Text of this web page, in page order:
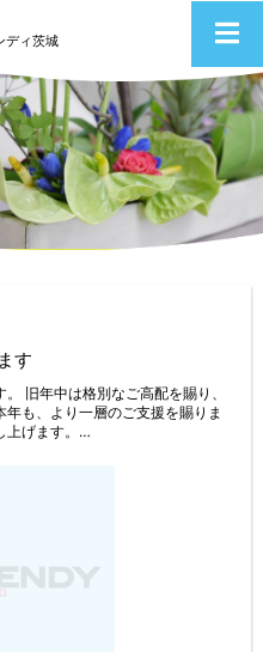
ディ茨城
す
旧年中は格別なご高配を賜り、
も、より一層のご支援を賜りま
上げます。…